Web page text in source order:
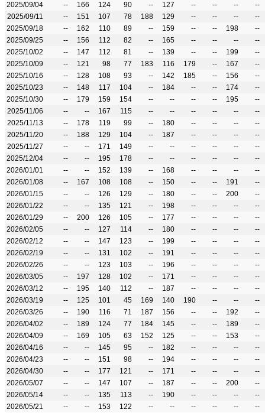
2025/09/04
-- 166 124 90 -- 127 -- -- --
--
2025/09/11
-- 151 107 78 188 129 -- -- --
--
2025/09/18
-- 162 110 89 -- 159 -- -- 198
--
2025/09/25
-- 156 112 82 -- 165 -- -- --
--
2025/10/02
-- 147 112 81 -- 139 -- -- 199
--
2025/10/09
-- 121 98 77 183 116 179 -- 167
--
2025/10/16
-- 128 108 93 -- 142 185 -- 156
--
2025/10/23
-- 148 117 104 -- 184 -- -- 174
--
2025/10/30
-- 179 159 154 -- -- -- -- 195
--
2025/11/06
-- -- 167 115 -- -- -- -- --
--
2025/11/13
-- 178 119 99 -- 180 -- -- --
--
2025/11/20
-- 188 129 104 -- 187 -- -- --
--
2025/11/27
-- -- 171 149 -- -- -- -- --
--
2025/12/04
-- -- 195 178 -- -- -- -- --
--
2026/01/01
-- -- 152 139 -- 168 -- -- --
--
2026/01/08
-- 167 108 108 -- 150 -- -- 191
--
2026/01/15
-- -- 126 129 -- 180 -- -- 200
--
2026/01/22
-- -- 135 121 -- 198 -- -- --
--
2026/01/29
-- 200 126 105 -- 177 -- -- --
--
2026/02/05
-- -- 127 114 -- 180 -- -- --
--
2026/02/12
-- -- 147 123 -- 199 -- -- --
--
2026/02/19
-- -- 131 102 -- 191 -- -- --
--
2026/02/26
-- -- 123 103 -- 196 -- -- --
--
2026/03/05
-- 197 128 102 -- 171 -- -- --
--
2026/03/12
-- 195 140 112 -- 187 -- -- --
--
2026/03/19
-- 125 101 45 169 140 190 -- --
--
2026/03/26
-- 190 116 71 187 156 -- -- 192
--
2026/04/02
-- 189 124 77 184 145 -- -- 189
--
2026/04/09
-- 169 105 63 152 125 -- -- 153
--
2026/04/16
-- -- 145 95 -- 182 -- -- --
--
2026/04/23
-- -- 151 98 -- 194 -- -- --
--
2026/04/30
-- -- 177 121 -- 171 -- -- --
--
2026/05/07
-- -- 147 107 -- 187 -- -- 200
--
2026/05/14
-- -- 135 113 -- 190 -- -- --
--
2026/05/21
-- -- 153 122 -- -- -- -- -- --